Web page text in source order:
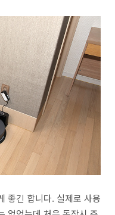
좋긴 합니다. 실제로 사용